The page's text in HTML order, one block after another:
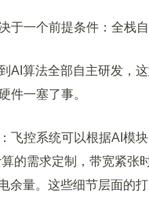
一个前提条件：全栈自
算法全部自主研发，这
件一塞了事。
控系统可以根据AI模块
的需求定制，带宽紧张
余量。这些细节层面的